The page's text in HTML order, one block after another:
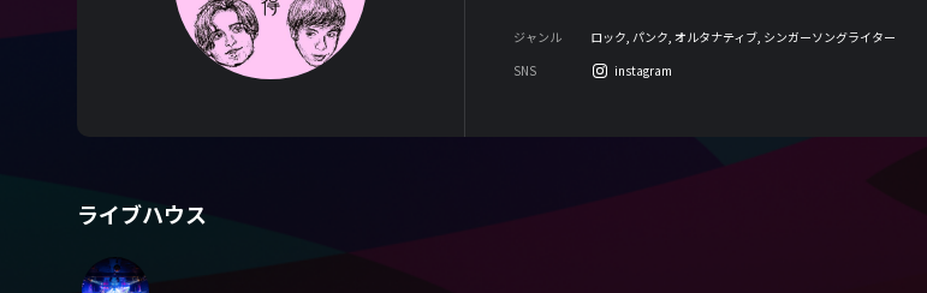
ジャンル
ロック, パンク, オルタナティブ, シンガーソングライター
SNS
instagram
ライブハウス